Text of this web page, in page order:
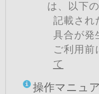
は、以下
記載され
具合が発
ご利用前
て
操作マニュ